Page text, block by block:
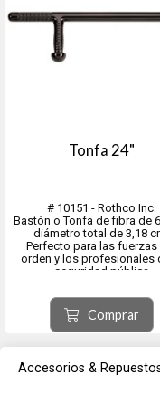
Accesorios &
Tonfa 24"
# 10151 - Rothco Inc.
Bastón o Tonfa de fibra de
diámetro total de 3,18
Perfecto para las fuerzas
orden y los profesionales
seguridad pública
para diversas
No incluye el porta Tonfa.
Negro
Comprar